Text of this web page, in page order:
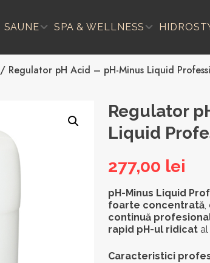
SAUNE SPA & WELLNESS
/ Regulator pH Acid – pH-Minus Liquid
Regulator
Liquid
277,00 lei
pH-Minus Liquid
foarte concentrată,
continuă
rapid pH-ul ridicatal
Caracteristici